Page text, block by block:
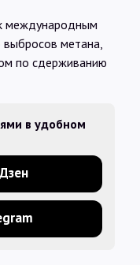
международным
метана,
по сдерживанию
в удобном
Дзен